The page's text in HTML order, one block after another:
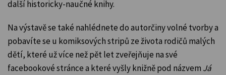
další historicky-naučné knihy.
Na výstavě se také nahlédnete do autorčiny volné tvorby a
pobavíte se u komiksových stripů ze života rodičů malých
dětí, které už více než pět let zveřejňuje na své
facebookové stránce a které vyšly knižně pod názvem Já